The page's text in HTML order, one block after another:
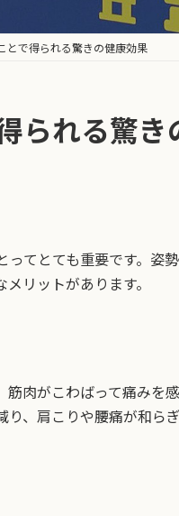
とで得られる驚きの健康効果
られる驚き
てとても重要です。姿
リットがあります。
肉がこわばって痛みを
、肩こりや腰痛が和らぎ